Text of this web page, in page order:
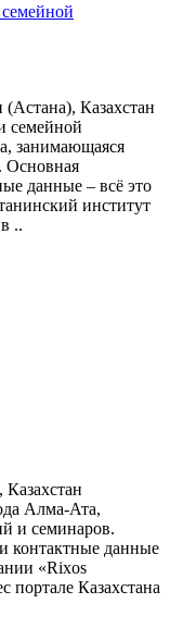
Казахстан
семейной
занимающаяся
Основная
данные – всё это
институт
..
Алма-Ата,
и семинаров.
контактные данные
«Rixos
портале Казахстана